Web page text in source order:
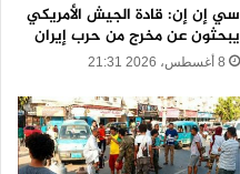
سي إن إن: قادة الجيش الأمريكي
يبحثون عن مخرج من حرب إيران
8 أغسطس، 2026 21:31